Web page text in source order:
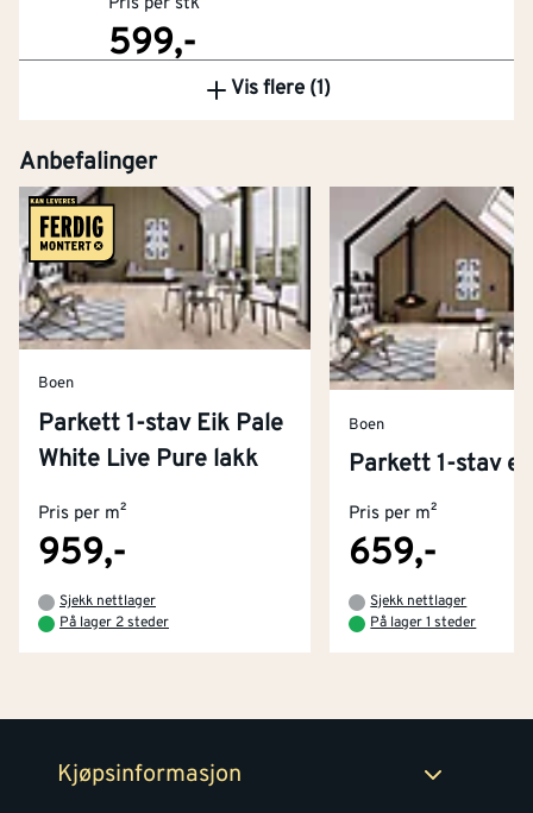
599,-
Vis flere (1)
Anbefalinger
Boen
Parkett 1-stav Eik Pale
White Live Pure lakk
Pris per m²
959,-
Sjekk nettlager
På lager 2 steder
Boen
Parkett 1-stav
Pris per m²
659,-
Sjekk nettlager
På lager 1 steder
Kjøpsinformasjon
Kjøpsbetingelser
Retur- og angrerettsskjema
Kontakt oss
Tjenester
Montér Klubb
Om Montér
Byggevarehus og åpningstider
Prismatch